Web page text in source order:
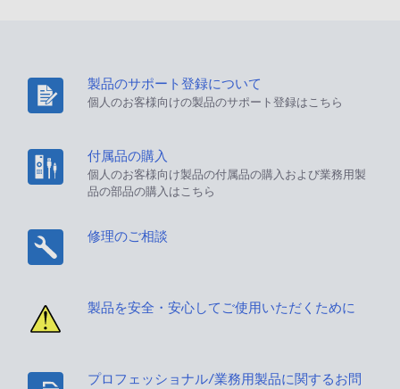
製品のサポート登録について
個人のお客様向けの製品のサポート登録はこちら
付属品の購入
個人のお客様向け製品の付属品の購入および業務用製
品の部品の購入はこちら
修理のご相談
製品を安全・安心してご使用いただくために
プロフェッショナル/業務用製品に関するお問